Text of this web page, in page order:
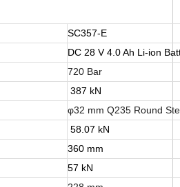
SC357-E
DC 28 V 4.0 Ah Li-ion
720 Bar
387 kN
φ32 mm Q235 Round
58.07 kN
360 mm
57 kN